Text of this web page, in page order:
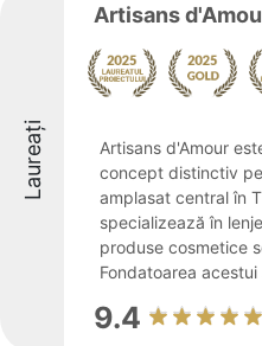
Laureați
Artisans
Artisans d'Amour
concept distinctiv
amplasat central în
specializează în
produse cosmetice
Fondatoarea
9.4